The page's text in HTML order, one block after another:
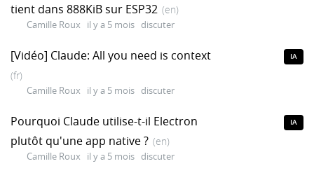
tient dans 888KiB sur ESP32 (en)
Camille Roux il y a 5 mois discuter
[Vidéo] Claude: All you need is context
(fr)
Camille Roux il y a 5 mois discuter
IA
Pourquoi Claude utilise-t-il Electron
plutôt qu'une app native ? (en)
Camille Roux il y a 5 mois discuter
IA